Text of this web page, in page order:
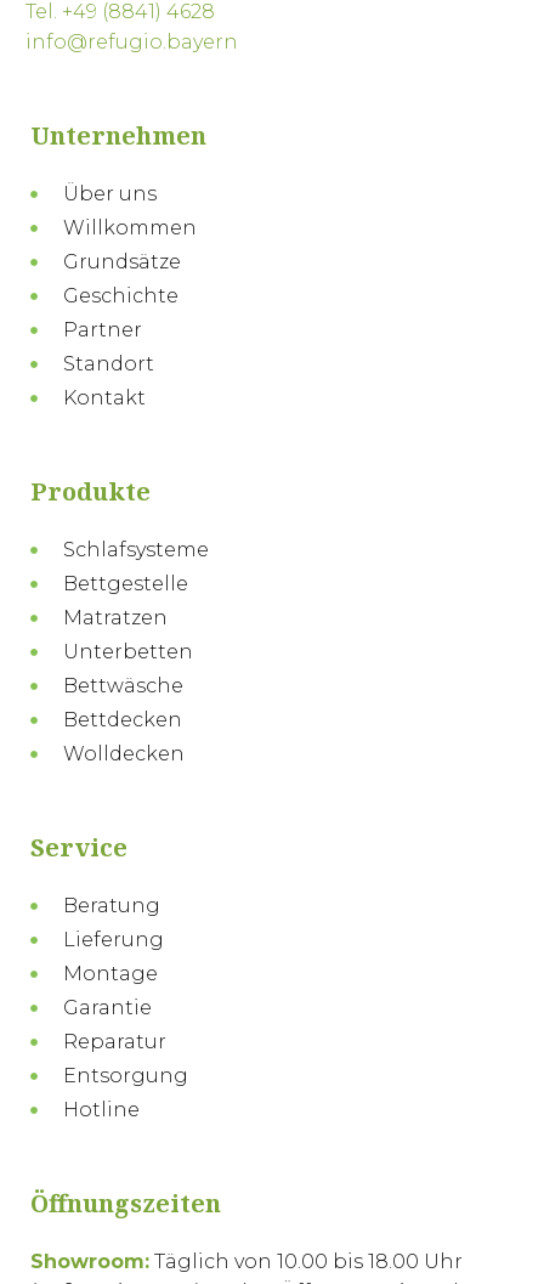
Tel. +49 (8841) 4628
info@refugio.bayern
Unternehmen
Über uns
Willkommen
Grundsätze
Geschichte
Partner
Standort
Kontakt
Produkte
Schlafsysteme
Bettgestelle
Matratzen
Unterbetten
Bettwäsche
Bettdecken
Wolldecken
Service
Beratung
Lieferung
Montage
Garantie
Reparatur
Entsorgung
Hotline
Öffnungszeiten
Showroom: Täglich von 10.00 bis 18.00 Uhr